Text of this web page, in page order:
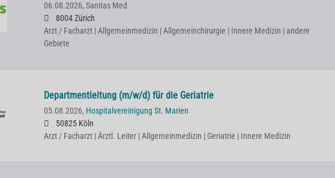
06.08.2026, Sanitas Med
8004 Zürich
Arzt / Facharzt | Allgemeinmedizin | Allgemeinchirurgie | Innere Medizin | andere
Gebiete
Departmentleitung (m/w/d) für die Geriatrie
05.08.2026, Hospitalvereinigung St. Marien
50825 Köln
Arzt / Facharzt | Ärztl. Leiter | Allgemeinmedizin | Geriatrie | Innere Medizin